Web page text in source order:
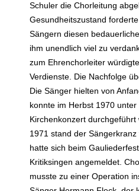
Schuler die Chorleitung
Gesundheitszustand
Sängern diesen
ihm unendlich viel zu
zum Ehrenchorleiter
Verdienste. Die Nachfolge
Die Sänger hielten von
konnte im Herbst 1970
Kirchenkonzert
1971 stand der
hatte sich beim
Kritiksingen angemeldet.
musste zu einer Operation